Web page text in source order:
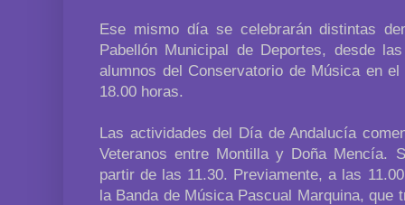
Ese mismo día se celebrarán distintas
Pabellón Municipal de Deportes, desde
alumnos del Conservatorio de Música en
18.00 horas.
Las actividades del Día de Andalucía
Veteranos entre Montilla y Doña Mencía.
partir de las 11.30. Previamente, a las
la Banda de Música Pascual Marquina,